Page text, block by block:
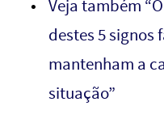
Veja também
destes 5 signos
mantenham a
situação”